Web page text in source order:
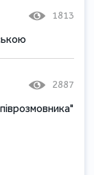
1813
2887